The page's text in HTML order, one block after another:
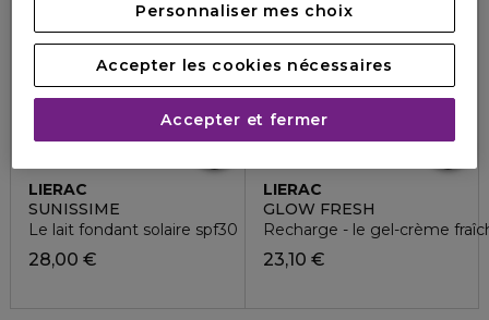
LIERAC
SUNISSIME
Le lait fondant solaire spf30
28,00 €
LIERAC
GLOW FRESH
Recharge - le gel-crème
23,10 €
Personnaliser mes choix
Accepter les cookies nécessaires
Accepter et fermer